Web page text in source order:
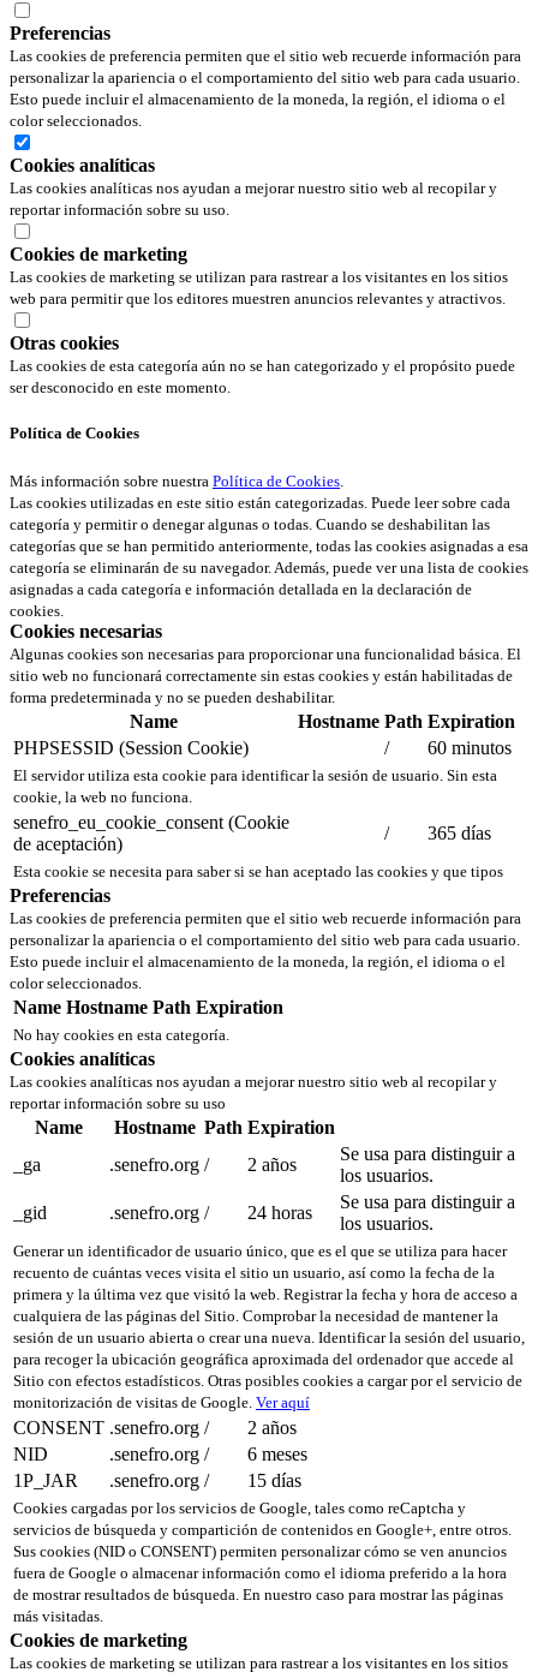
Preferencias
Las cookies de preferencia permiten que el sitio web recuerde información para
personalizar la apariencia o el comportamiento del sitio web para cada usuario.
Esto puede incluir el almacenamiento de la moneda, la región, el idioma o el
color seleccionados.
Cookies analíticas
Las cookies analíticas nos ayudan a mejorar nuestro sitio web al recopilar y
reportar información sobre su uso.
Cookies de marketing
Las cookies de marketing se utilizan para rastrear a los visitantes en los sitios
web para permitir que los editores muestren anuncios relevantes y atractivos.
Otras cookies
Las cookies de esta categoría aún no se han categorizado y el propósito puede
ser desconocido en este momento.
Política de Cookies
Más información sobre nuestra Política de Cookies.
Las cookies utilizadas en este sitio están categorizadas. Puede leer sobre cada
categoría y permitir o denegar algunas o todas. Cuando se deshabilitan las
categorías que se han permitido anteriormente, todas las cookies asignadas a esa
categoría se eliminarán de su navegador. Además, puede ver una lista de cookies
asignadas a cada categoría e información detallada en la declaración de
cookies.
Cookies necesarias
Algunas cookies son necesarias para proporcionar una funcionalidad básica. El
sitio web no funcionará correctamente sin estas cookies y están habilitadas de
forma predeterminada y no se pueden deshabilitar.
Name Hostname Path Expiration
PHPSESSID (Session Cookie)
/ 60 minutos
El servidor utiliza esta cookie para identificar la sesión de usuario. Sin esta
cookie, la web no funciona.
senefro_eu_cookie_consent (Cookie
de aceptación)
/ 365 días
Esta cookie se necesita para saber si se han aceptado las cookies y que tipos
Preferencias
Las cookies de preferencia permiten que el sitio web recuerde información para
personalizar la apariencia o el comportamiento del sitio web para cada usuario.
Esto puede incluir el almacenamiento de la moneda, la región, el idioma o el
color seleccionados.
Name Hostname Path Expiration
No hay cookies en esta categoría.
Cookies analíticas
Las cookies analíticas nos ayudan a mejorar nuestro sitio web al recopilar y
reportar información sobre su uso
Name Hostname Path Expiration
_ga
.senefro.org / 2 años
Se usa para distinguir a
los usuarios.
_gid
.senefro.org / 24 horas
Se usa para distinguir a
los usuarios.
Generar un identificador de usuario único, que es el que se utiliza para hacer
recuento de cuántas veces visita el sitio un usuario, así como la fecha de la
primera y la última vez que visitó la web. Registrar la fecha y hora de acceso a
cualquiera de las páginas del Sitio. Comprobar la necesidad de mantener la
sesión de un usuario abierta o crear una nueva. Identificar la sesión del usuario,
para recoger la ubicación geográfica aproximada del ordenador que accede al
Sitio con efectos estadísticos. Otras posibles cookies a cargar por el servicio de
monitorización de visitas de Google. Ver aquí
CONSENT .senefro.org /
2 años
NID
.senefro.org /
6 meses
1P_JAR
.senefro.org / 15 días
Cookies cargadas por los servicios de Google, tales como reCaptcha y
servicios de búsqueda y compartición de contenidos en Google+, entre otros.
Sus cookies (NID o CONSENT) permiten personalizar cómo se ven anuncios
fuera de Google o almacenar información como el idioma preferido a la hora
de mostrar resultados de búsqueda. En nuestro caso para mostrar las páginas
más visitadas.
Cookies de marketing
Las cookies de marketing se utilizan para rastrear a los visitantes en los sitios